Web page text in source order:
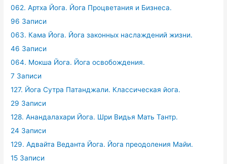
062. Артха Йога. Йога Процветания и Бизнеса.
96 Записи
063. Кама Йога. Йога законных наслаждений жизни.
46 Записи
064. Мокша Йога. Йога освобождения.
7 Записи
127. Йога Сутра Патанджали. Классическая йога.
29 Записи
128. Анандалахари Йога. Шри Видья Мать Тантр.
24 Записи
129. Адвайта Веданта Йога. Йога преодоления Майи.
15 Записи